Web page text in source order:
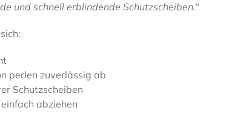
und schnell erblindende Schutzscheiben.“
perlen zuverlässig ab
Schutzscheiben
abziehen